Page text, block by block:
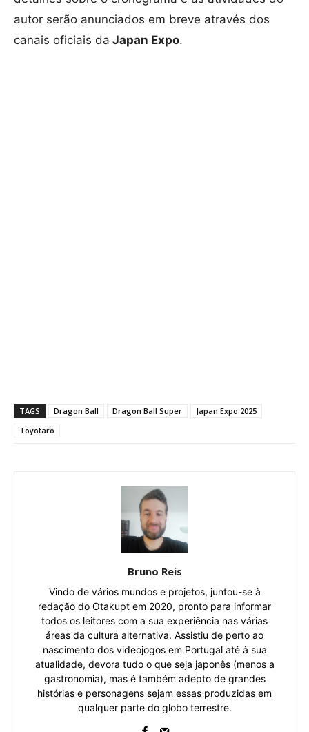
autor serão anunciados em breve através dos
canais oficiais da Japan Expo.
TAGS Dragon Ball Dragon Ball Super
Japan Expo 2025
Toyotarō
Bruno Reis
Vindo de vários mundos e projetos, juntou-se à
redação do Otakupt em 2020, pronto para informar
todos os leitores com a sua experiência nas várias
áreas da cultura alternativa. Assistiu de perto ao
nascimento dos videojogos em Portugal até à sua
atualidade, devora tudo o que seja japonês (menos a
gastronomia), mas é também adepto de grandes
histórias e personagens sejam essas produzidas em
qualquer parte do globo terrestre.